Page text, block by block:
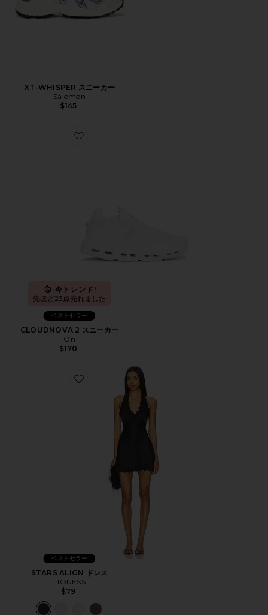
XT-WHISPER スニーカー
Salomon
$145
Favorite CLOUDNOVA 2 スニーカー
今トレンド!
先ほど23点売れました
ベストセラー
CLOUDNOVA 2 スニーカー
On
$170
Favorite STARS ALIGN ドレス
ベストセラー
STARS ALIGN ドレス
LIONESS
$79